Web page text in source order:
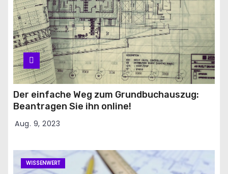
Der einfache Weg zum Grundbuchauszug:
Beantragen Sie ihn online!
Aug. 9, 2023
WISSENWERT